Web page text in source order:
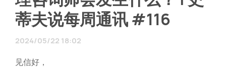
蒂夫说每周通讯 #116
2024/05/22 18:02
见信好，